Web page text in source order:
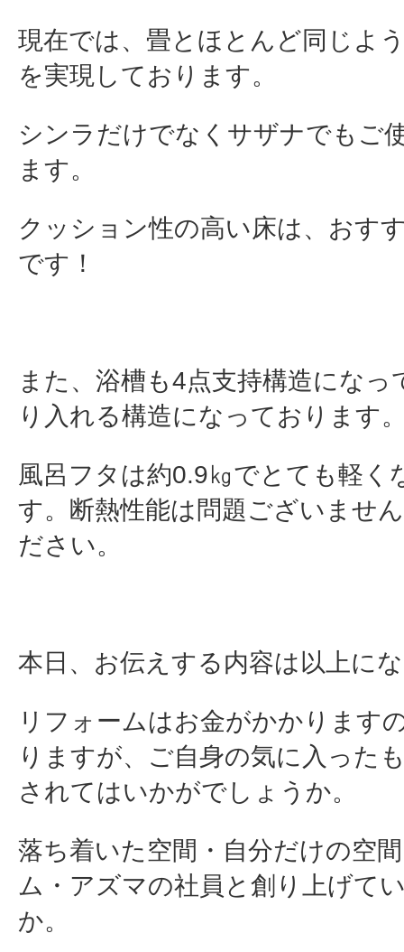
現在では、畳とほとんど同じよ
を実現しております。
シンラだけでなくサザナでもご
ます。
クッション性の高い床は、おす
です！
また、浴槽も4点支持構造になっ
り入れる構造になっております
風呂フタは約0.9㎏でとても軽く
す。断熱性能は問題ございませ
ださい。
本日、お伝えする内容は以上に
リフォームはお金がかかります
りますが、ご自身の気に入った
されてはいかがでしょうか。
落ち着いた空間・自分だけの空
ム・アズマの社員と創り上げて
か。